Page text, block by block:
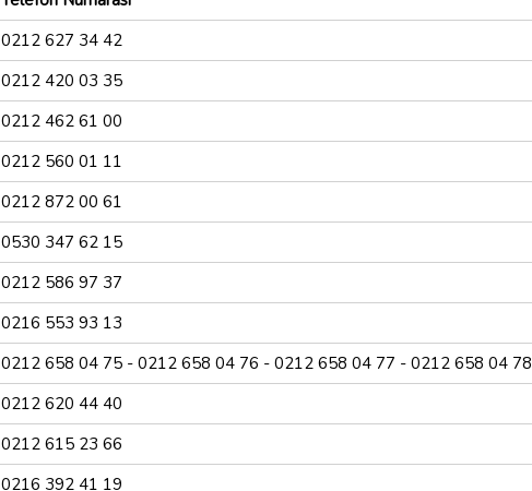
0212 627 34 42
0212 420 03 35
0212 462 61 00
0212 560 01 11
0212 872 00 61
0530 347 62 15
0212 586 97 37
0216 553 93 13
0212 658 04 75 - 0212 658 04 76 - 0212 658 04 77 - 0212 658 04 78
0212 620 44 40
0212 615 23 66
0216 392 41 19